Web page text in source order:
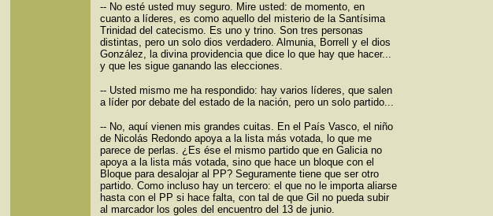
-- No esté usted muy seguro. Mire usted: de momento, en
cuanto a líderes, es como aquello del misterio de la Santísima
Trinidad del catecismo. Es uno y trino. Son tres personas
distintas, pero un solo dios verdadero. Almunia, Borrell y el dios
González, la divina providencia que dice lo que hay que hacer...
y que les sigue ganando las elecciones.
-- Usted mismo me ha respondido: hay varios líderes, que salen
a líder por debate del estado de la nación, pero un solo partido...
-- No, aquí vienen mis grandes cuitas. En el País Vasco, el niño
de Nicolás Redondo apoya a la lista más votada, lo que me
parece de perlas. ¿Es ése el mismo partido que en Galicia no
apoya a la lista más votada, sino que hace un bloque con el
Bloque para desalojar al PP? Seguramente tiene que ser otro
partido. Como incluso hay un tercero: el que no le importa aliarse
hasta con el PP si hace falta, con tal de que Gil no pueda subir
al marcador los goles del encuentro del 13 de junio.